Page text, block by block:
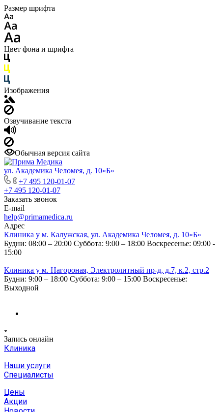
Размер шрифта
Цвет фона и шрифта
Изображения
Озвучивание текста
Обычная версия сайта
ул. Академика Челомея, д. 10«Б»
+7 495 120-01-07
+7 495 120-01-07
Заказать звонок
E-mail
help@primamedica.ru
Адрес
Клиника у м. Калужская, ул. Академика Челомея, д. 10«Б»
Будни: 08:00 – 20:00 Суббота: 9:00 – 18:00 Воскресенье: 09:00 -
15:00
Клиника у м. Нагороная, Электролитный пр-д, д.7, к.2, стр.2
Будни: 9:00 – 18:00 Суббота: 9:00 – 15:00 Воскресенье:
Выходной
Запись онлайн
Клиника
Наши услуги
Специалисты
Цены
Акции